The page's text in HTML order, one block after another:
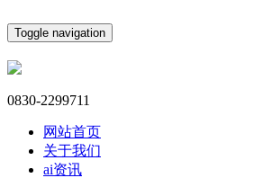
Toggle navigation
0830-2299711
网站首页
关于我们
ai资讯